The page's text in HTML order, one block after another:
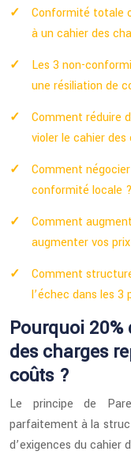
Conformité totale
à un cahier des
Les 3 non-
une résiliation de
Comment réduire
violer le cahier des
Comment
conformité locale ?
Comment
augmenter vos
Comment
l’échec dans les 3
Pourquoi
des charges
coûts ?
Le principe de
parfaitement à la
d’exigences du cahier